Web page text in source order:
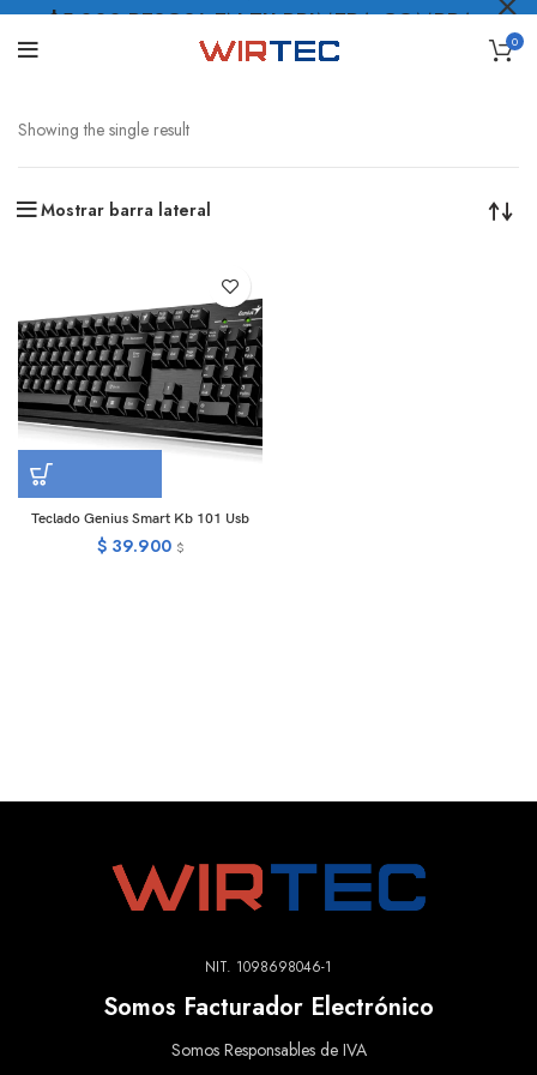
0
Showing the single result
Mostrar barra lateral
Teclado Genius Smart Kb 101 Usb
$39.900 $
NIT. 1098698046-1
Somos Facturador Electrónico
Somos Responsables de IVA
$5.000 PESOS* EN TU PRIMERA COMPRA